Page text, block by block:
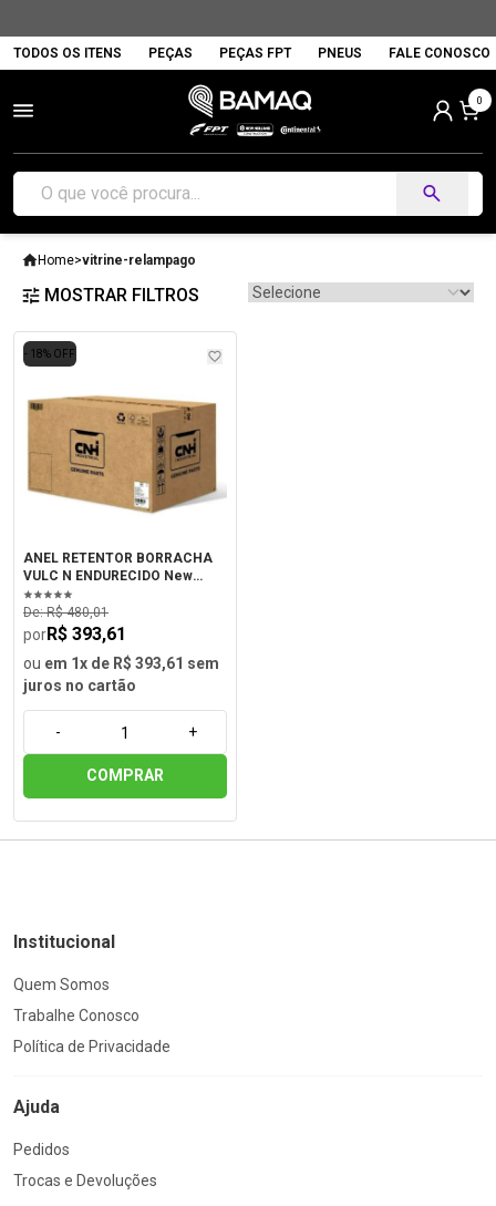
TODOS OS ITENS PEÇAS PEÇAS FPT PNEUS FALE CONOSCO
0
Home>vitrine-relampago
MOSTRAR FILTROS
ANEL RETENTOR BORRACHA
VULC N ENDURECIDO New
Holland 73118064
De: R$ 480,01
porR$ 393,61
ou em 1x de R$ 393,61 sem
juros no cartão
- 18% OFF
- +
COMPRAR
Institucional
Quem Somos
Trabalhe Conosco
Política de Privacidade
Ajuda
Pedidos
Trocas e Devoluções